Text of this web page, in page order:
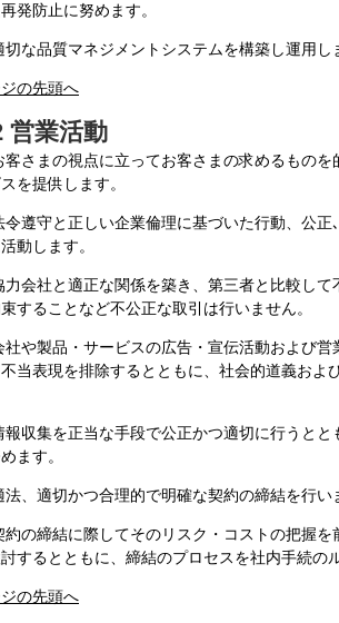
発防止に努めます。
切な品質マネジメントシステムを構築し運用し
の先頭へ
営業活動
客さまの視点に立ってお客さまの求めるもの
を提供します。
令遵守と正しい企業倫理に基づいた行動、公
動します。
力会社と適正な関係を築き、第三者と比較し
することなど不公正な取引は行いません。
社や製品・サービスの広告・宣伝活動および
不当表現を排除するとともに、社会的道義お
報収集を正当な手段で公正かつ適切に行うと
ます。
法、適切かつ合理的で明確な契約の締結を行い
約の締結に際してそのリスク・コストの把握
するとともに、締結のプロセスを社内手続の
の先頭へ